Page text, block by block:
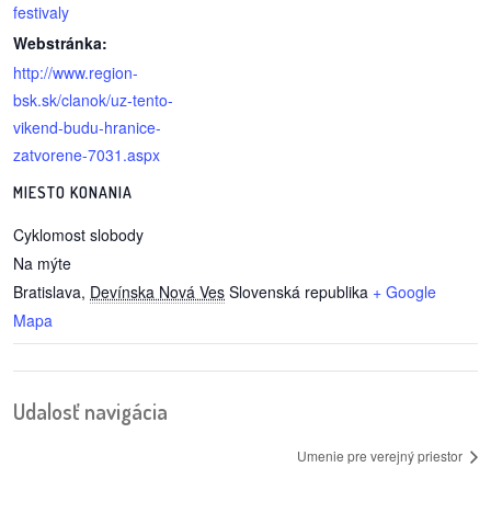
nás
reklama
festivaly
Webstránka:
http://www.region-
bsk.sk/clanok/uz-tento-
vikend-budu-hranice-
zatvorene-7031.aspx
MIESTO KONANIA
Cyklomost slobody
Na mýte
Bratislava, Devínska Nová Ves Slovenská republika + Google
Mapa
Udalosť navigácia
Umenie pre verejný priestor